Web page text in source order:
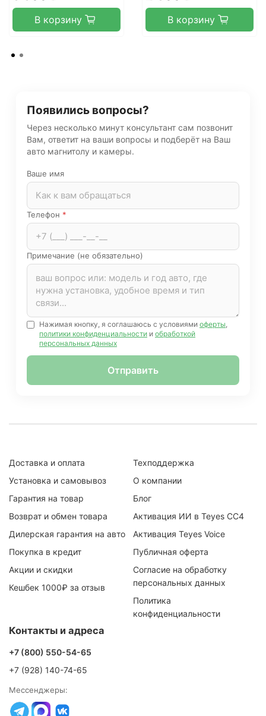
В корзину В корзину
Появились вопросы?
Через несколько минут консультант сам позвонит
Вам, ответит на ваши вопросы и подберёт на Ваш
авто магнитолу и камеры.
Ваше имя
Телефон *
Примечание (не обязательно)
Нажимая кнопку, я соглашаюсь с условиями оферты
политики конфиденциальности и обработкой
персональных данных
Отправить
Доставка и оплата
Установка и самовывоз
Гарантия на товар
Возврат и обмен товара
Дилерская гарантия на авто
Покупка в кредит
Акции и скидки
Кешбек 1000₽ за отзыв
Техподдержка
О компании
Блог
Активация ИИ в Teyes CC4
Активация Teyes Voice
Публичная оферта
Согласие на обработку
персональных данных
Политика
конфиденциальности
Контакты и адреса
+7 (800) 550-54-65
+7 (928) 140-74-65
Мессенджеры: